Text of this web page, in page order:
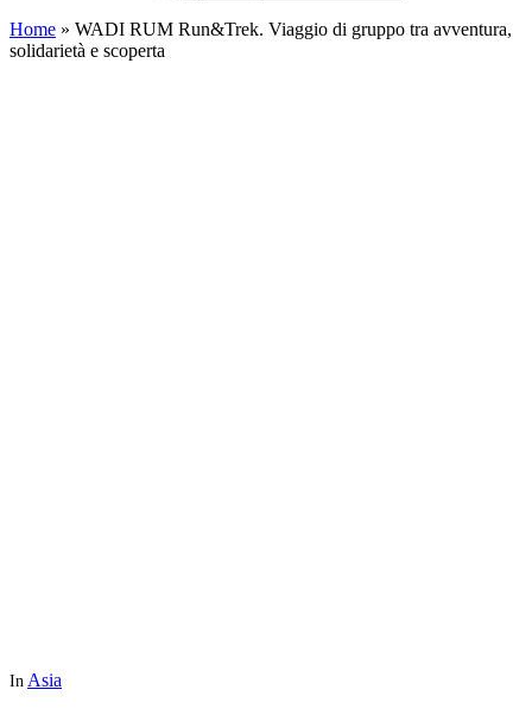
Home » WADI RUM Run&Trek. Viaggio di gruppo tra avventura,
solidarietà e scoperta
In Asia